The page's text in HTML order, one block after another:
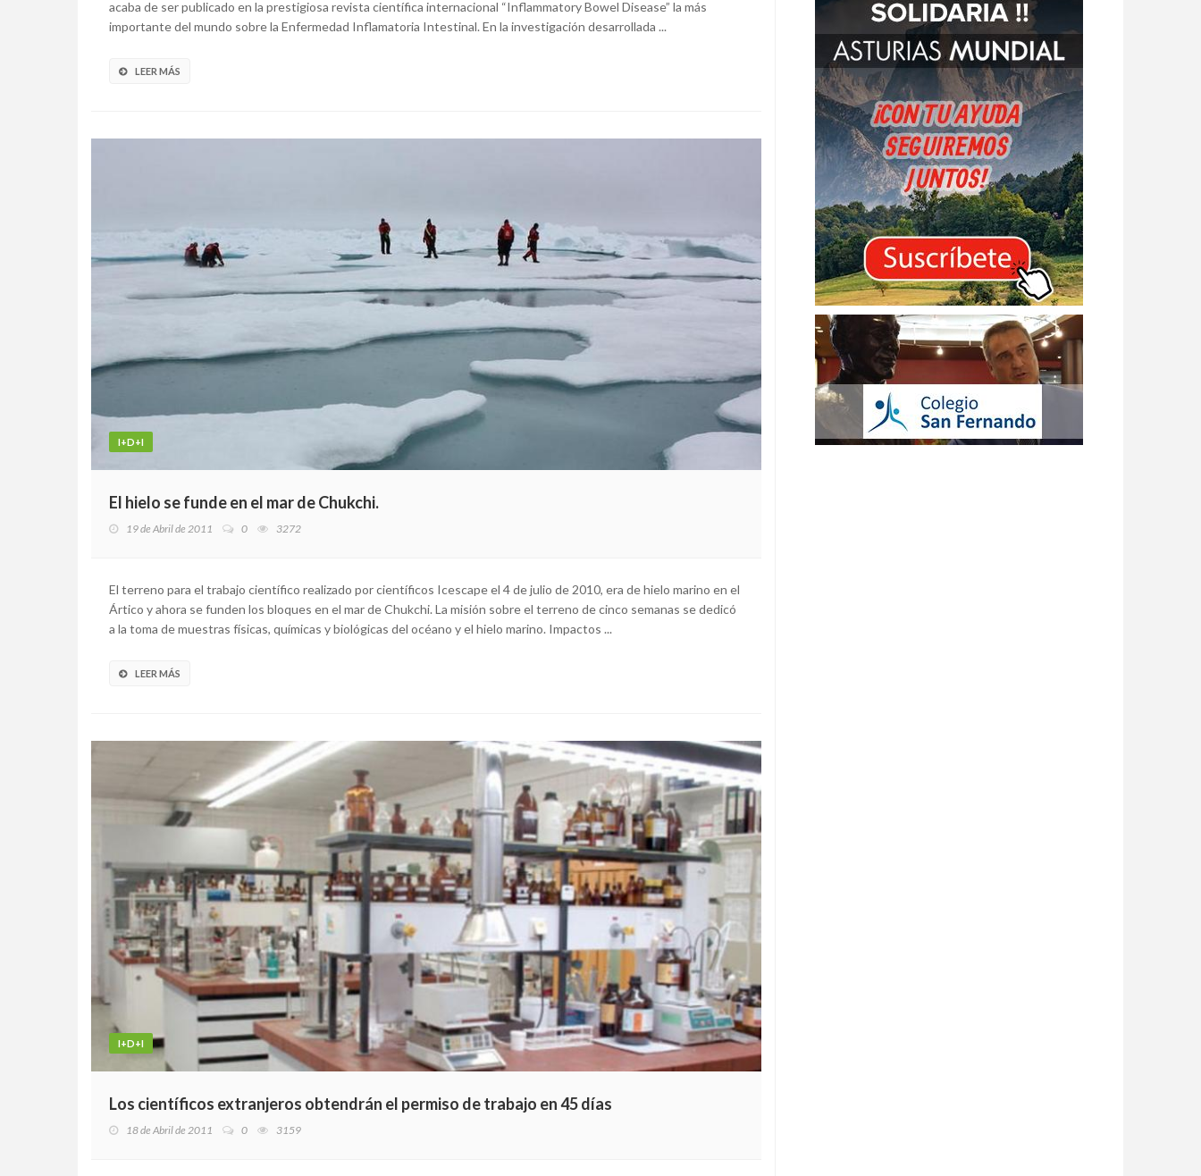
acaba de ser publicado en la prestigiosa revista científica internacional “Inflammatory Bowel Disease” la más
importante del mundo sobre la Enfermedad Inflamatoria Intestinal. En la investigación desarrollada ...
LEER MÁS
I+D+I
El hielo se funde en el mar de Chukchi.
19 de Abril de 2011 0 3272
El terreno para el trabajo científico realizado por científicos Icescape el 4 de julio de 2010, era de hielo marino en el
Ártico y ahora se funden los bloques en el mar de Chukchi. La misión sobre el terreno de cinco semanas se dedicó
a la toma de muestras físicas, químicas y biológicas del océano y el hielo marino. Impactos ...
LEER MÁS
I+D+I
Los científicos extranjeros obtendrán el permiso de trabajo en 45 días
18 de Abril de 2011 0 3159